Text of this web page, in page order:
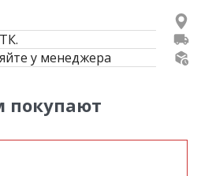
у менеджера
покупают